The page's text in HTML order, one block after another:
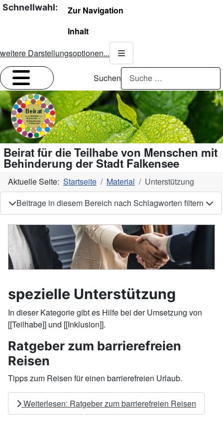
Schnellwahl
Zur Navigation
Inhalt
weitere Darstellungsoptionen...
Suchen
Beirat für die Teilhabe von Menschen mit
Behinderung der Stadt Falkensee
Aktuelle Seite: Startseite Material
Unterstützung
Beitrage in diesem Bereich nach Schlagworten filtern
spezielle Unterstützung
In dieser Kategorie gibt es Hilfe bei der Umsetzung von
[[Teilhabe]] und [[Inklusion]].
Ratgeber zum barrierefreien
Reisen
Tipps zum Reisen für einen barrierefreien Urlaub.
Weiterlesen: Ratgeber zum barrierefreien Reisen